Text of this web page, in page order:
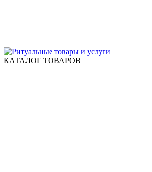
КАТАЛОГ ТОВАРОВ